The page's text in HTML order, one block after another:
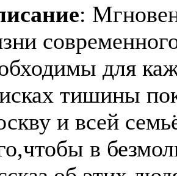
:
для
тишины
и всей
в